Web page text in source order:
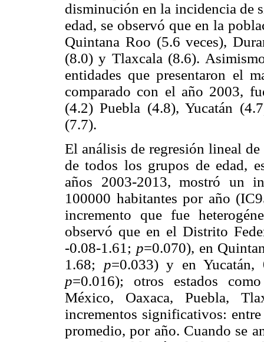
disminución en la incidencia de
edad, se observó que en la
Quintana Roo (5.6 veces),
(8.0) y Tlaxcala (8.6).
entidades que presentaron el
comparado con el año 2003,
(4.2) Puebla (4.8), Yucatán
(7.7).
El análisis de regresión lineal
de todos los grupos de edad,
años 2003-2013, mostró un
100000 habitantes por año
incremento que fue
observó que en el Distrito
-0.08-1.61; p=0.070), en
1.68; p=0.033) y en Yucatán,
p=0.016); otros estados
México, Oaxaca, Puebla,
incrementos significativos:
promedio, por año. Cuando se